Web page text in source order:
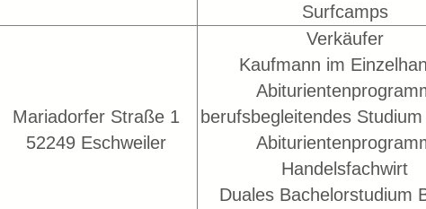
Surfcamps
Mariadorfer Straße 1
52249 Eschweiler
Verkäufer
Kaufmann im
berufsbegleitendes
Handelsfachwirt
Duales Bachelorstudium